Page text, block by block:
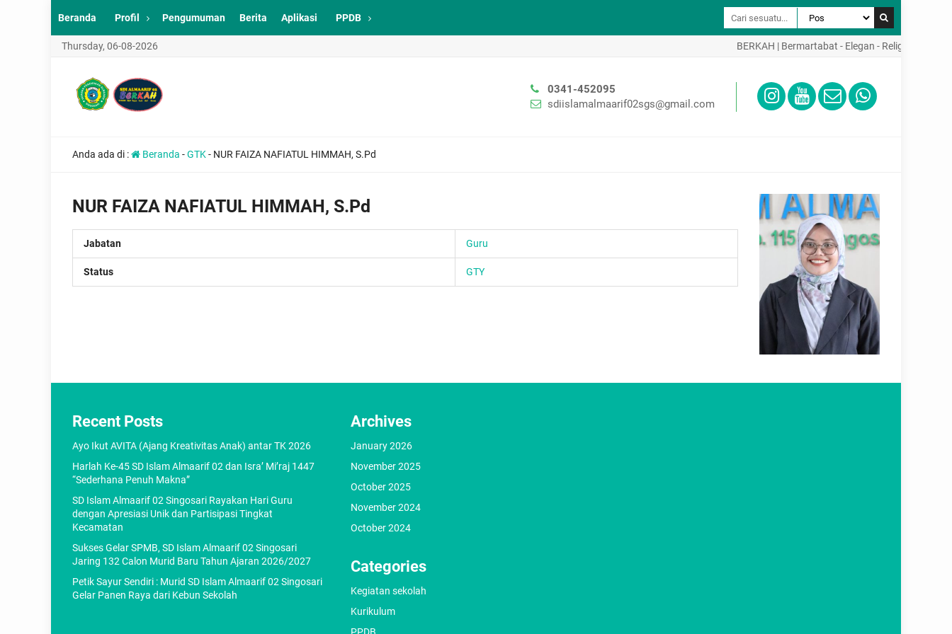
Beranda Profil Pengumuman Berita Aplikasi PPDB
Thursday, 06-08-2026 BERKAH | Bermartabat - Elegan - Religius - Kreatif
0341-452095
sdiislamalmaarif02sgs@gmail.com
Anda ada di : Beranda -GTK- NUR FAIZA NAFIATUL HIMMAH, S.Pd
NUR FAIZA NAFIATUL HIMMAH, S.Pd
Jabatan Guru
Status GTY
Recent Posts
Ayo Ikut AVITA (Ajang Kreativitas Anak) antar TK 2026
Harlah Ke-45 SD Islam Almaarif 02 dan Isra’ Mi’raj 1447
“Sederhana Penuh Makna”
SD Islam Almaarif 02 Singosari Rayakan Hari Guru
dengan Apresiasi Unik dan Partisipasi Tingkat
Kecamatan
Sukses Gelar SPMB, SD Islam Almaarif 02 Singosari
Jaring 132 Calon Murid Baru Tahun Ajaran 2026/2027
Petik Sayur Sendiri : Murid SD Islam Almaarif 02 Singosari
Gelar Panen Raya dari Kebun Sekolah
Archives
January 2026
November 2025
October 2025
November 2024
October 2024
Categories
Kegiatan sekolah
Kurikulum
PPDB